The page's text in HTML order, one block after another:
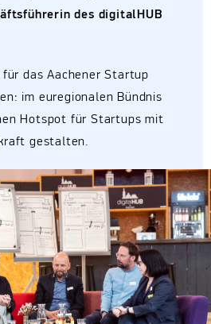
des digitalHUB
das Aachener Startup
im euregionalen Bündnis
Hotspot für Startups mit
gestalten.